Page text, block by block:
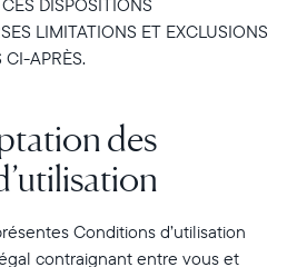
DISPOSITIONS
LIMITATIONS ET EXCLUSIONS
CI-APRÈS.
des
Conditions d’utilisation
contraignant entre vous et